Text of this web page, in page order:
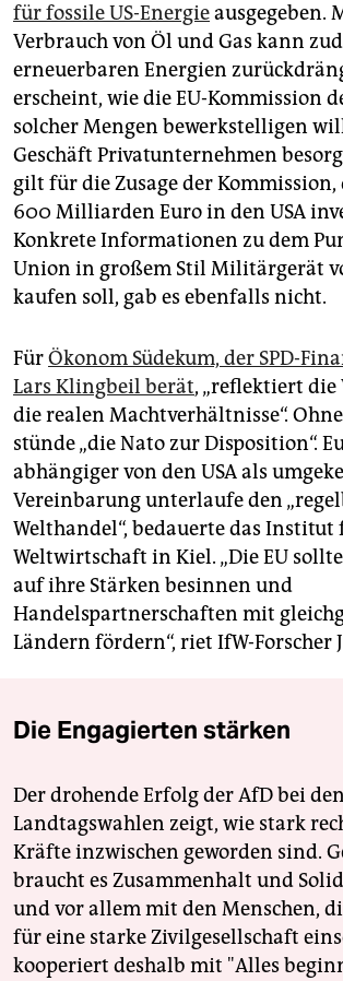
für fossile US-Energieausgegeben.
Verbrauch von Öl und Gas kann
erneuerbaren Energien
erscheint, wie die EU-Kommission
solcher Mengen bewerkstelligen
Geschäft Privatunternehmen
gilt für die Zusage der Kommission,
600 Milliarden Euro in den USA
Konkrete Informationen zu dem
Union in großem Stil Militärgerät
kaufen soll, gab es ebenfalls nicht.
FürÖkonom Südekum, der SPD-
Lars Klingbeil berät, „reflektiert
die realen Machtverhältnisse“.
stünde „die Nato zur Disposition“.
abhängiger von den USA als
Vereinbarung unterlaufe den
Welthandel“, bedauerte das Institut
Weltwirtschaft in Kiel. „Die EU
auf ihre Stärken besinnen und
Handelspartnerschaften mit
Ländern fördern“, riet IfW-Forscher
Die Engagierten stärken
Der drohende Erfolg der AfD bei
Landtagswahlen zeigt, wie stark
Kräfte inzwischen geworden sind.
braucht es Zusammenhalt und
und vor allem mit den Menschen,
für eine starke Zivilgesellschaft
kooperiert deshalb mit "Alles